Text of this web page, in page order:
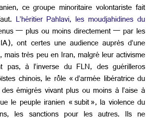
ce groupe minoritaire volontariste fait
L’héritier Pahlavi, les moudjahidines du
— plus ou moins directement — par les
ont certes une audience auprès d’une
mais très peu en Iran, malgré leur activisme
pas, à l’inverse du FLN, des guérilleros
chinois, le rôle « d’armée libératrice du
émigrés vivant plus ou moins à l’aise à
le peuple iranien « subit », la violence du